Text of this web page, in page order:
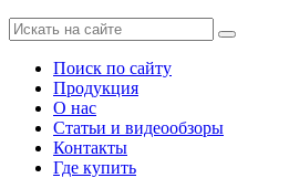
Поиск по сайту
Продукция
О нас
Статьи и видеообзоры
Контакты
Где купить